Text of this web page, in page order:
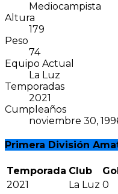
Mediocampista
Altura
179
Peso
74
Equipo Actual
La Luz
Temporadas
2021
Cumpleaños
noviembre 30,
Primera División
Temporada Club
2021
La Luz 0